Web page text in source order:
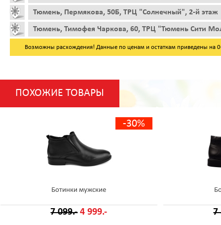
Тюмень, Пермякова, 50Б, ТРЦ "Солнечный", 2-й этаж
Тюмень, Тимофея Чаркова, 60, ТРЦ "Тюмень Сити
Возможны расхождения! Данные по ценам и остаткам приведены на
ПОХОЖИЕ ТОВАРЫ
-30%
Ботинки мужские
7 099.- 4 999.- 7